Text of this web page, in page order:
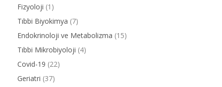
Fizyoloji (1)
Tıbbi Biyokimya (7)
Endokrinoloji ve Metabolizma (15)
Tıbbi Mikrobiyoloji (4)
Covid-19 (22)
Geriatri (37)